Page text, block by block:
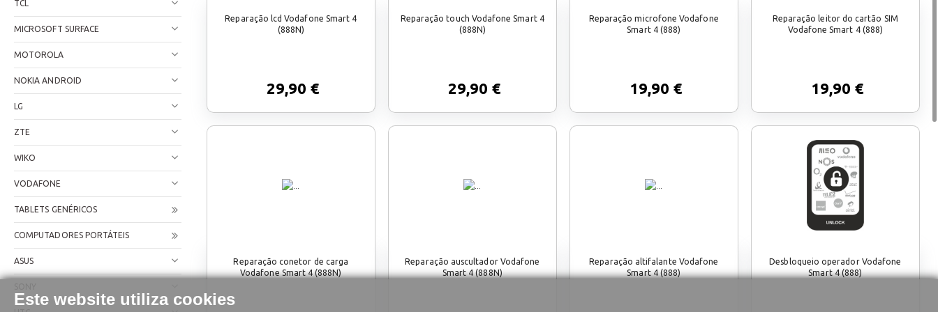
Este website utiliza cookies
TCL
MICROSOFT SURFACE
MOTOROLA
NOKIA ANDROID
LG
ZTE
WIKO
VODAFONE
TABLETS GENÉRICOS
COMPUTADORES PORTÁTEIS
ASUS
Reparação lcd Vodafone Smart 4
(888N)
29,90 €
Reparação touch Vodafone Smart 4
(888N)
29,90 €
Reparação microfone Vodafone
Smart 4 (888)
19,90 €
Reparação leitor do cartão SIM
Vodafone Smart 4 (888)
19,90 €
Reparação conetor de carga
Vodafone Smart 4 (888N)
Reparação auscultador Vodafone
Smart 4 (888N)
Reparação altifalante Vodafone
Smart 4 (888)
Desbloqueio operador Vodafone
Smart 4 (888)